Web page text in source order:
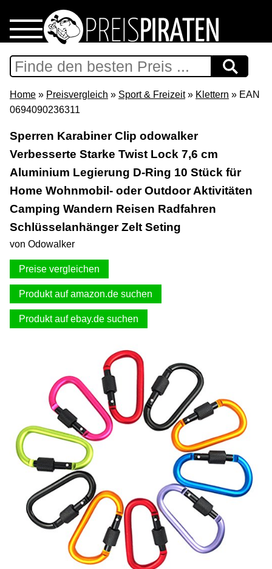
Home
Download
Support & Newsletter
Presse
Datenschutz
Impressum
Home » Preisvergleich » Sport & Freizeit» Klettern » EAN
0694090236311
Sperren Karabiner Clip odowalker
Verbesserte Starke Twist Lock 7,6 cm
Aluminium Legierung D-Ring 10 Stück für
Home Wohnmobil- oder Outdoor Aktivitäten
Camping Wandern Reisen Radfahren
Schlüsselanhänger Zelt Seting
von Odowalker
Preise vergleichen
Produkt auf amazon.de suchen
Produkt auf ebay.de suchen